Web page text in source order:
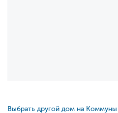
Выбрать другой дом на Коммуны